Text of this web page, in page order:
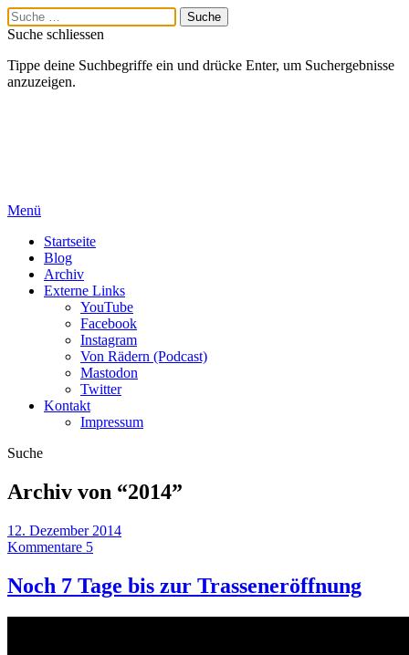
Suche schliessen
Tippe deine Suchbegriffe ein und drücke Enter, um Suchergebnisse
anzuzeigen.
Menü
Startseite
Blog
Archiv
Externe Links
YouTube
Facebook
Instagram
Von Rädern (Podcast)
Mastodon
Twitter
Kontakt
Impressum
Suche
Archiv von “2014”
12. Dezember 2014
Kommentare 5
Noch 7 Tage bis zur Trasseneröffnung